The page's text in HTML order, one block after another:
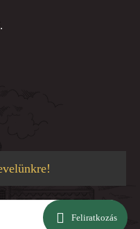
Feliratkozás